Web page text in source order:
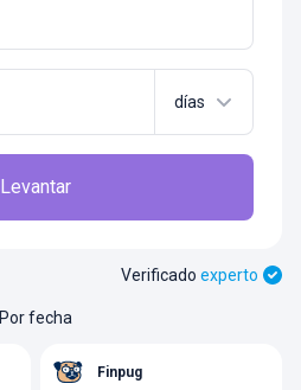
días
Levantar
Por fecha
Verificado experto
Finpug